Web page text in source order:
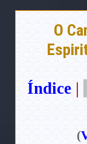
O
Índice |
(